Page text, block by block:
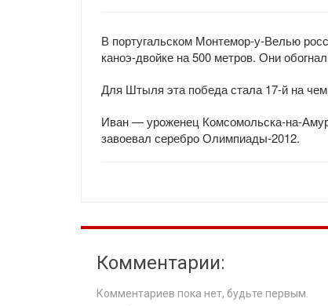
В португальском Монтемор-у-Велью
каноэ-двойке на 500 метров. Они
Для Штыля эта победа стала 17-й на
Иван — уроженец Комсомольска-на-
завоевал серебро Олимпиады-2012.
Комментарии:
Комментариев пока нет, будьте первым.